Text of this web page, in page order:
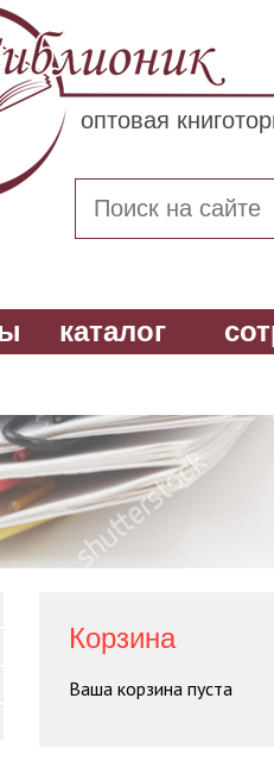
оптовая
каталог
Корзина
Ваша корзина пуста